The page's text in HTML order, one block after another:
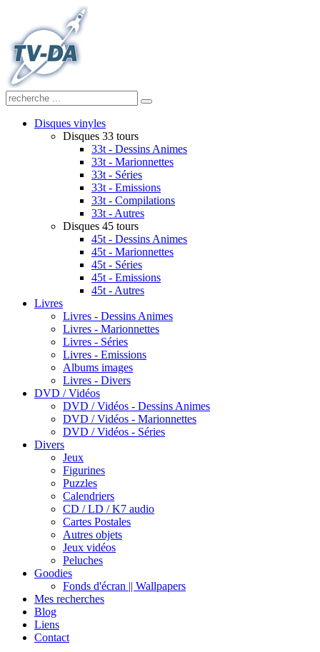
Disques vinyles
Disques 33 tours
33t - Dessins Animes
33t - Marionnettes
33t - Séries
33t - Emissions
33t - Compilations
33t - Autres
Disques 45 tours
45t - Dessins Animes
45t - Marionnettes
45t - Séries
45t - Emissions
45t - Autres
Livres
Livres - Dessins Animes
Livres - Marionnettes
Livres - Séries
Livres - Emissions
Albums images
Livres - Divers
DVD / Vidéos
DVD / Vidéos - Dessins Animes
DVD / Vidéos - Marionnettes
DVD / Vidéos - Séries
Divers
Jeux
Figurines
Puzzles
Calendriers
CD / LD / K7 audio
Cartes Postales
Autres objets
Jeux vidéos
Peluches
Goodies
Fonds d'écran || Wallpapers
Mes recherches
Blog
Liens
Contact